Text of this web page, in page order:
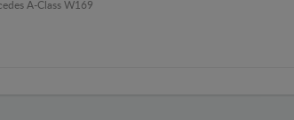
A-Class W169